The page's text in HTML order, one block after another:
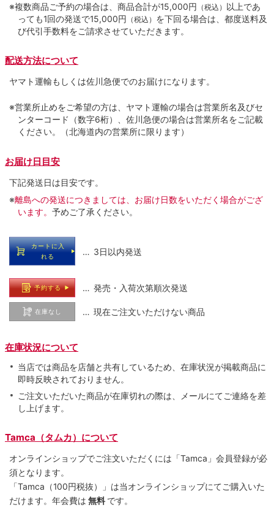
※複数商品ご予約の場合は、商品合計が15,000円 （税込） 以上であ
っても1回の発送で15,000円 （税込） を下回る場合は、都度送料及
び代引手数料をご請求させていただきます。
配送方法について
ヤマト運輸もしくは佐川急便でのお届けになります。
※営業所止めをご希望の方は、ヤマト運輸の場合は営業所名及びセ
ンターコード（数字6桁）、佐川急便の場合は営業所名をご記載
ください。（北海道内の営業所に限ります）
お届け日目安
下記発送日は目安です。
※離島への発送につきましては、お届け日数をいただく場合がござ
います。 予めご了承ください。
カートに入
れる
… 3日以内発送
予約する … 発売・入荷次第順次発送
在庫なし … 現在ご注文いただけない商品
在庫状況について
当店では商品を店舗と共有しているため、在庫状況が掲載商品に
即時反映されておりません。
ご注文いただいた商品が在庫切れの際は、メールにてご連絡を差
し上げます。
Tamca（タムカ）について
オンラインショップでご注⽂いただくには「Tamca」会員登録が必
須となります。
「Tamca （100円税抜）
」は当オンラインショップにてご購⼊いた
だけます。 年会費は 無料 です。